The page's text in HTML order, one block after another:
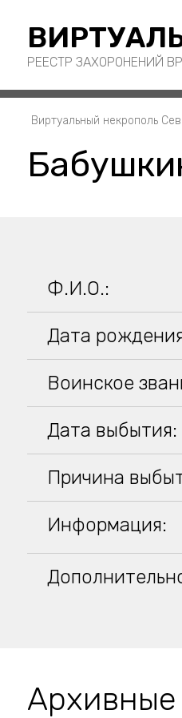
РЕЕСТР ЗАХОРОНЕНИЙ
Виртуальный некрополь
Ф.И.О.:
Дата
Воинское
Дата выбытия:
Причина
Информация: